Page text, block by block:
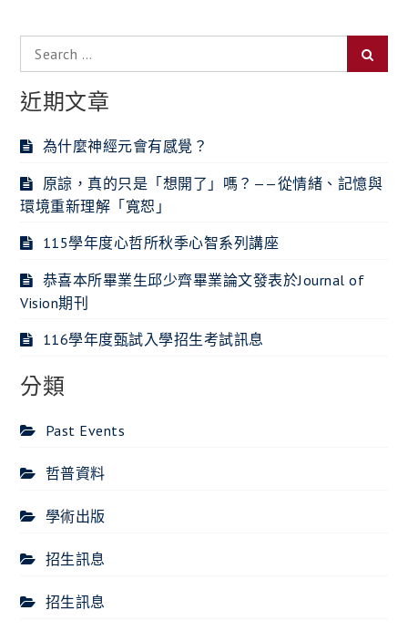
Search
for:
近期文章
為什麼神經元會有感覺？
原諒，真的只是「想開了」嗎？——從情緒、記憶與
環境重新理解「寬恕」
115學年度心哲所秋季心智系列講座
恭喜本所畢業生邱少齊畢業論文發表於Journal of
Vision期刊
116學年度甄試入學招生考試訊息
分類
Past Events
哲普資料
學術出版
招生訊息
招生訊息